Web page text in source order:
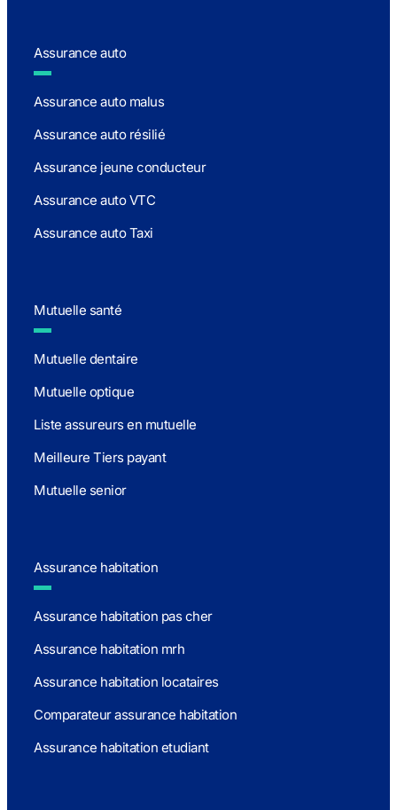
Assurance auto
Assurance auto malus
Assurance auto résilié
Assurance jeune conducteur
Assurance auto VTC
Assurance auto Taxi
Mutuelle santé
Mutuelle dentaire
Mutuelle optique
Liste assureurs en mutuelle
Meilleure Tiers payant
Mutuelle senior
Assurance habitation
Assurance habitation pas cher
Assurance habitation mrh
Assurance habitation locataires
Comparateur assurance habitation
Assurance habitation etudiant